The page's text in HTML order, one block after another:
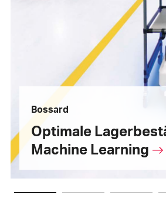
Bossard
Optimale
Machine Learning